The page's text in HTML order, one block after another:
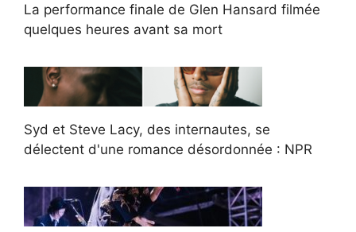
La performance finale de Glen Hansard filmée
quelques heures avant sa mort
Syd et Steve Lacy, des internautes, se
délectent d'une romance désordonnée : NPR